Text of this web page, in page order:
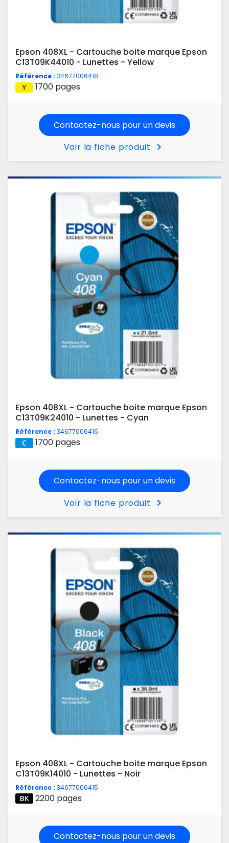
Epson 408XL - Cartouche boite marque Epson
C13T09K44010 - Lunettes - Yellow
Référence : 34677006418
1700 pages
Contactez-nous pour un devis
Voir la fiche produit
chevron_right
Epson 408XL - Cartouche boite marque Epson
C13T09K24010 - Lunettes - Cyan
Référence : 34677006416
1700 pages
Contactez-nous pour un devis
Voir la fiche produit
chevron_right
Epson 408XL - Cartouche boite marque Epson
C13T09K14010 - Lunettes - Noir
Référence : 34677006415
2200 pages
Contactez-nous pour un devis